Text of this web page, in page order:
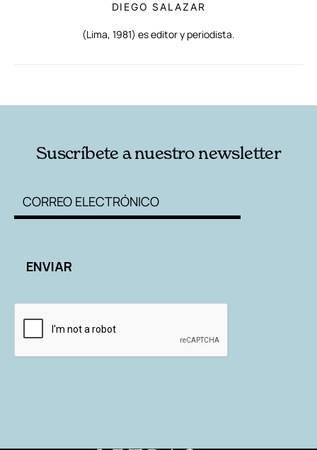
DIEGO SALAZAR
(Lima, 1981) es editor y periodista.
Suscríbete a nuestro newsletter